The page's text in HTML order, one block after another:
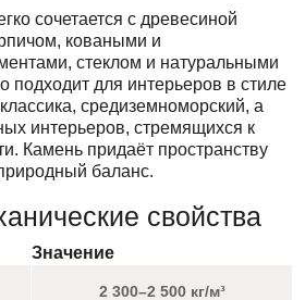
сочетается с древесиной
коваными и
стеклом и натуральными
подходит для интерьеров в стиле
средиземноморский, а
интерьеров, стремящихся к
Камень придаёт пространству
баланс.
свойства
Значение
2 300–2 500 кг/м³